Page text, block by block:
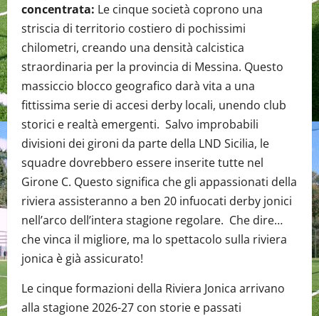
concentrata: Le cinque società coprono una
striscia di territorio costiero di pochissimi
chilometri, creando una densità calcistica
straordinaria per la provincia di Messina. Questo
massiccio blocco geografico darà vita a una
fittissima serie di accesi derby locali, unendo club
storici e realtà emergenti. Salvo improbabili
divisioni dei gironi da parte della LND Sicilia, le
squadre dovrebbero essere inserite tutte nel
Girone C. Questo significa che gli appassionati della
riviera assisteranno a ben 20 infuocati derby jonici
nell’arco dell’intera stagione regolare. Che dire…
che vinca il migliore, ma lo spettacolo sulla riviera
jonica è già assicurato!
Le cinque formazioni della Riviera Jonica arrivano
alla stagione 2026-27 con storie e passati